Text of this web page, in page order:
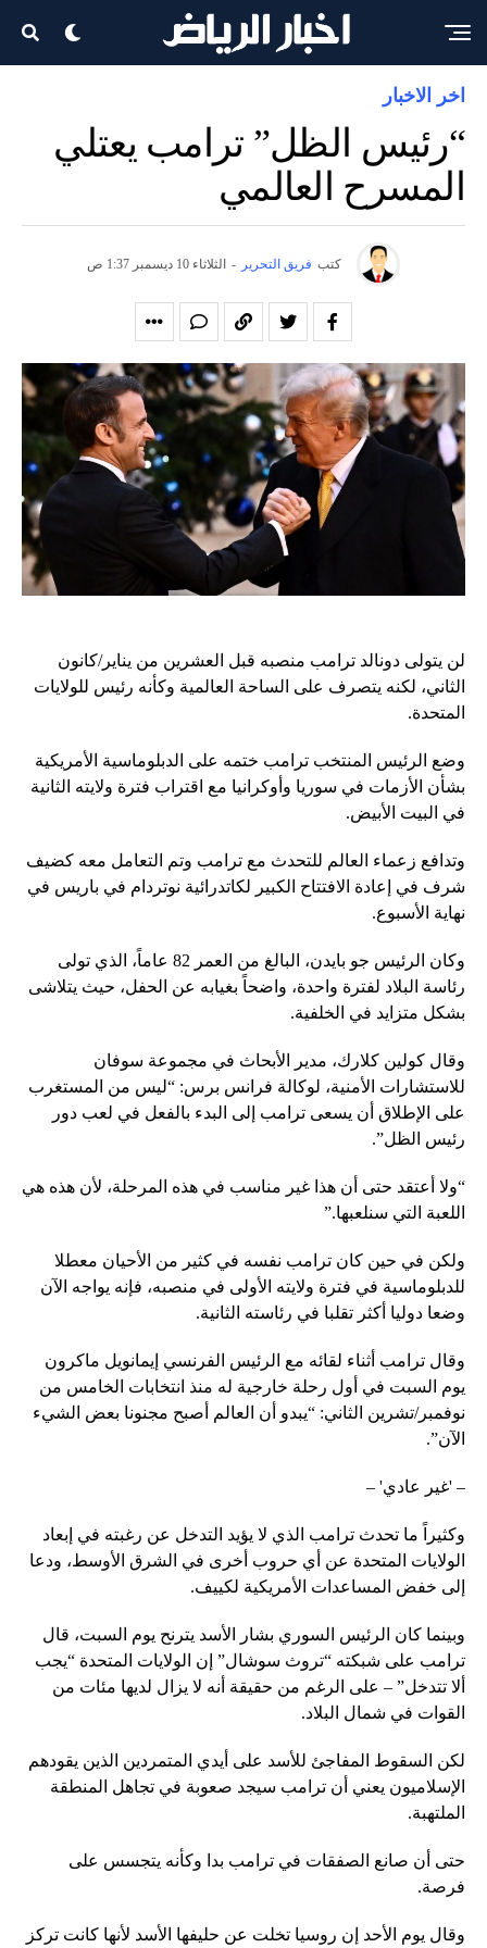
اخر الاخبار
“رئيس الظل” ترامب يعتلي
المسرح العالمي
كتب فريق التحرير - الثلاثاء 10 ديسمبر 1:37 ص
لن يتولى دونالد ترامب منصبه قبل العشرين من يناير/كانون
الثاني، لكنه يتصرف على الساحة العالمية وكأنه رئيس للولايات
المتحدة.
وضع الرئيس المنتخب ترامب ختمه على الدبلوماسية الأمريكية
بشأن الأزمات في سوريا وأوكرانيا مع اقتراب فترة ولايته الثانية
في البيت الأبيض.
وتدافع زعماء العالم للتحدث مع ترامب وتم التعامل معه كضيف
شرف في إعادة الافتتاح الكبير لكاتدرائية نوتردام في باريس في
نهاية الأسبوع.
وكان الرئيس جو بايدن، البالغ من العمر 82 عاماً، الذي تولى
رئاسة البلاد لفترة واحدة، واضحاً بغيابه عن الحفل، حيث يتلاشى
بشكل متزايد في الخلفية.
وقال كولين كلارك، مدير الأبحاث في مجموعة سوفان
للاستشارات الأمنية، لوكالة فرانس برس: “ليس من المستغرب
على الإطلاق أن يسعى ترامب إلى البدء بالفعل في لعب دور
رئيس الظل”.
“ولا أعتقد حتى أن هذا غير مناسب في هذه المرحلة، لأن هذه هي
اللعبة التي سنلعبها.”
ولكن في حين كان ترامب نفسه في كثير من الأحيان معطلا
للدبلوماسية في فترة ولايته الأولى في منصبه، فإنه يواجه الآن
وضعا دوليا أكثر تقلبا في رئاسته الثانية.
وقال ترامب أثناء لقائه مع الرئيس الفرنسي إيمانويل ماكرون
يوم السبت في أول رحلة خارجية له منذ انتخابات الخامس من
نوفمبر/تشرين الثاني: “يبدو أن العالم أصبح مجنونا بعض الشيء
الآن”.
– 'غير عادي' –
وكثيراً ما تحدث ترامب الذي لا يؤيد التدخل عن رغبته في إبعاد
الولايات المتحدة عن أي حروب أخرى في الشرق الأوسط، ودعا
إلى خفض المساعدات الأمريكية لكييف.
وبينما كان الرئيس السوري بشار الأسد يترنح يوم السبت، قال
ترامب على شبكته “تروث سوشال” إن الولايات المتحدة “يجب
ألا تتدخل” – على الرغم من حقيقة أنه لا يزال لديها مئات من
القوات في شمال البلاد.
لكن السقوط المفاجئ للأسد على أيدي المتمردين الذين يقودهم
الإسلاميون يعني أن ترامب سيجد صعوبة في تجاهل المنطقة
الملتهبة.
حتى أن صانع الصفقات في ترامب بدا وكأنه يتجسس على
فرصة.
وقال يوم الأحد إن روسيا تخلت عن حليفها الأسد لأنها كانت تركز